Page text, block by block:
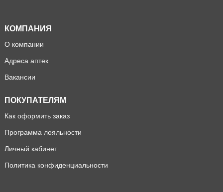
КОМПАНИЯ
О компании
Адреса аптек
Вакансии
ПОКУПАТЕЛЯМ
Как оформить заказ
Программа лояльности
Личный кабинет
Политика конфиденциальности